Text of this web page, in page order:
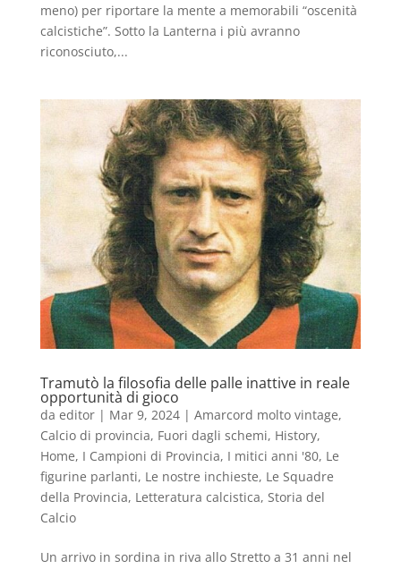
meno) per riportare la mente a memorabili “oscenità
calcistiche”. Sotto la Lanterna i più avranno
riconosciuto,...
Tramutò la filosofia delle palle inattive in reale
opportunità di gioco
da editor| Mar 9, 2024| Amarcord molto vintage,
Calcio di provincia, Fuori dagli schemi, History,
Home, I Campioni di Provincia, I mitici anni '80, Le
figurine parlanti, Le nostre inchieste, Le Squadre
della Provincia, Letteratura calcistica, Storia del
Calcio
Un arrivo in sordina in riva allo Stretto a 31 anni nel